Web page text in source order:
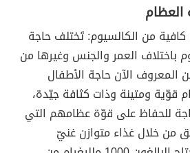
من الكالسيوم: تَختلف حاجة
باختلاف العمر والجنس وغيرها من
المعروف الآن حاجة الأطفال
قوّية ومتينة وذات كثافة جيّدة،
للحفاظ على قوّة عظامهم التي
من خلال غذاء متوازن غنيّ